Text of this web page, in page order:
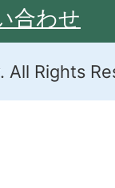
合わせ
All Rights